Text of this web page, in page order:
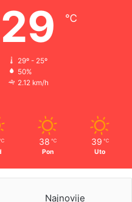
29 ℃
29º - 25º
50%
2.12 km/h
38 ℃
Pon
39 ℃
Uto
Najnovije